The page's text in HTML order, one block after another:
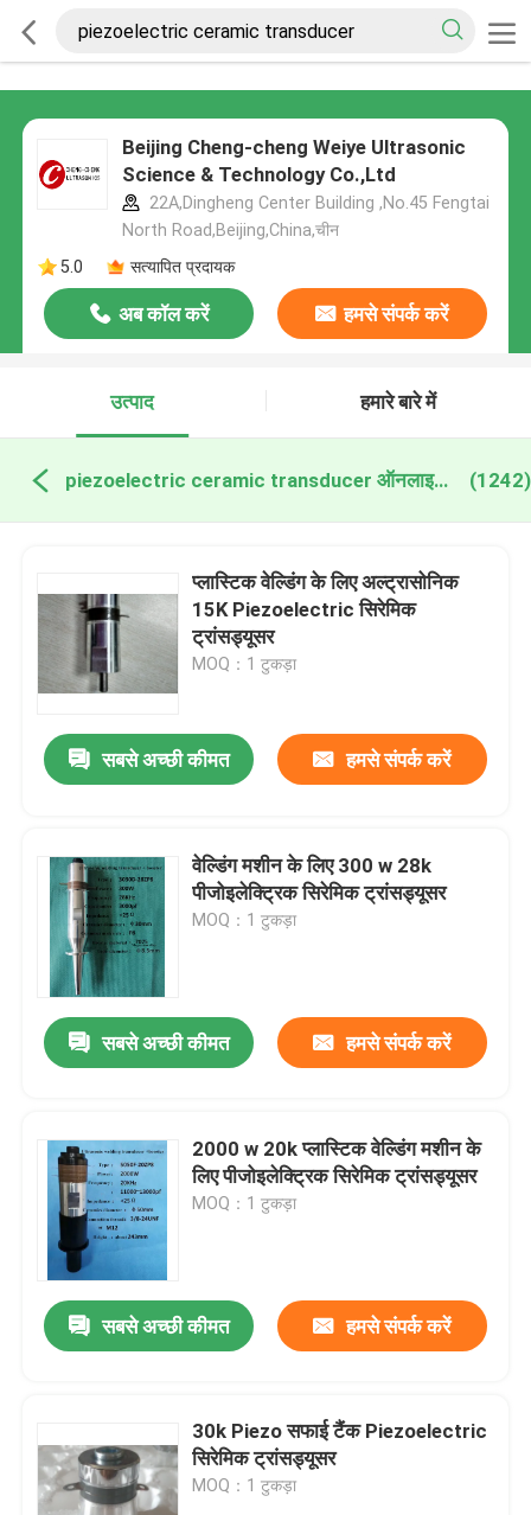
Beijing Cheng-cheng Weiye Ultrasonic
Science & Technology Co.,Ltd
22A,Dingheng Center Building ,No.45 Fengtai
North Road,Beijing,China,चीन
5.0
सत्यापित प्रदायक
अब कॉल करें हमसे संपर्क करें
उत्पाद हमारे बारे में
piezoelectric ceramic transducer ऑनलाइन निर्माण (1242)
प्लास्टिक वेल्डिंग के लिए अल्ट्रासोनिक
15K Piezoelectric सिरेमिक
ट्रांसड्यूसर
MOQ：1 टुकड़ा
सबसे अच्छी कीमत हमसे संपर्क करें
वेल्डिंग मशीन के लिए 300 w 28k
पीजोइलेक्ट्रिक सिरेमिक ट्रांसड्यूसर
MOQ：1 टुकड़ा
सबसे अच्छी कीमत हमसे संपर्क करें
2000 w 20k प्लास्टिक वेल्डिंग मशीन के
लिए पीजोइलेक्ट्रिक सिरेमिक ट्रांसड्यूसर
MOQ：1 टुकड़ा
सबसे अच्छी कीमत हमसे संपर्क करें
30k Piezo सफाई टैंक Piezoelectric
सिरेमिक ट्रांसड्यूसर
MOQ：1 टुकड़ा